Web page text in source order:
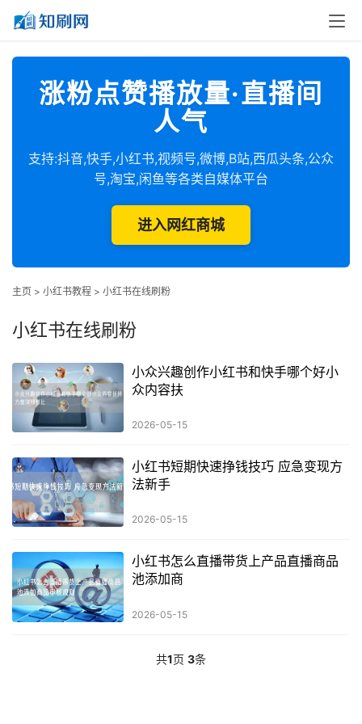
涨粉点赞播放量·直播间
人气
支持:抖音,快手,小红书,视频号,微博,B站,西瓜头条,公众
号,淘宝,闲鱼等各类自媒体平台
进入网红商城
主页 > 小红书教程 > 小红书在线刷粉
小红书在线刷粉
小众兴趣创作小红书和快手哪个好小
众内容扶
2026-05-15
小红书短期快速挣钱技巧 应急变现方
法新手
2026-05-15
小红书怎么直播带货上产品直播商品
池添加商
2026-05-15
共1页 3条